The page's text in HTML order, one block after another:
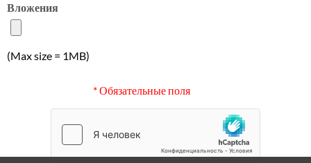
Вложения
(Max size = 1MB)
* Обязательные поля